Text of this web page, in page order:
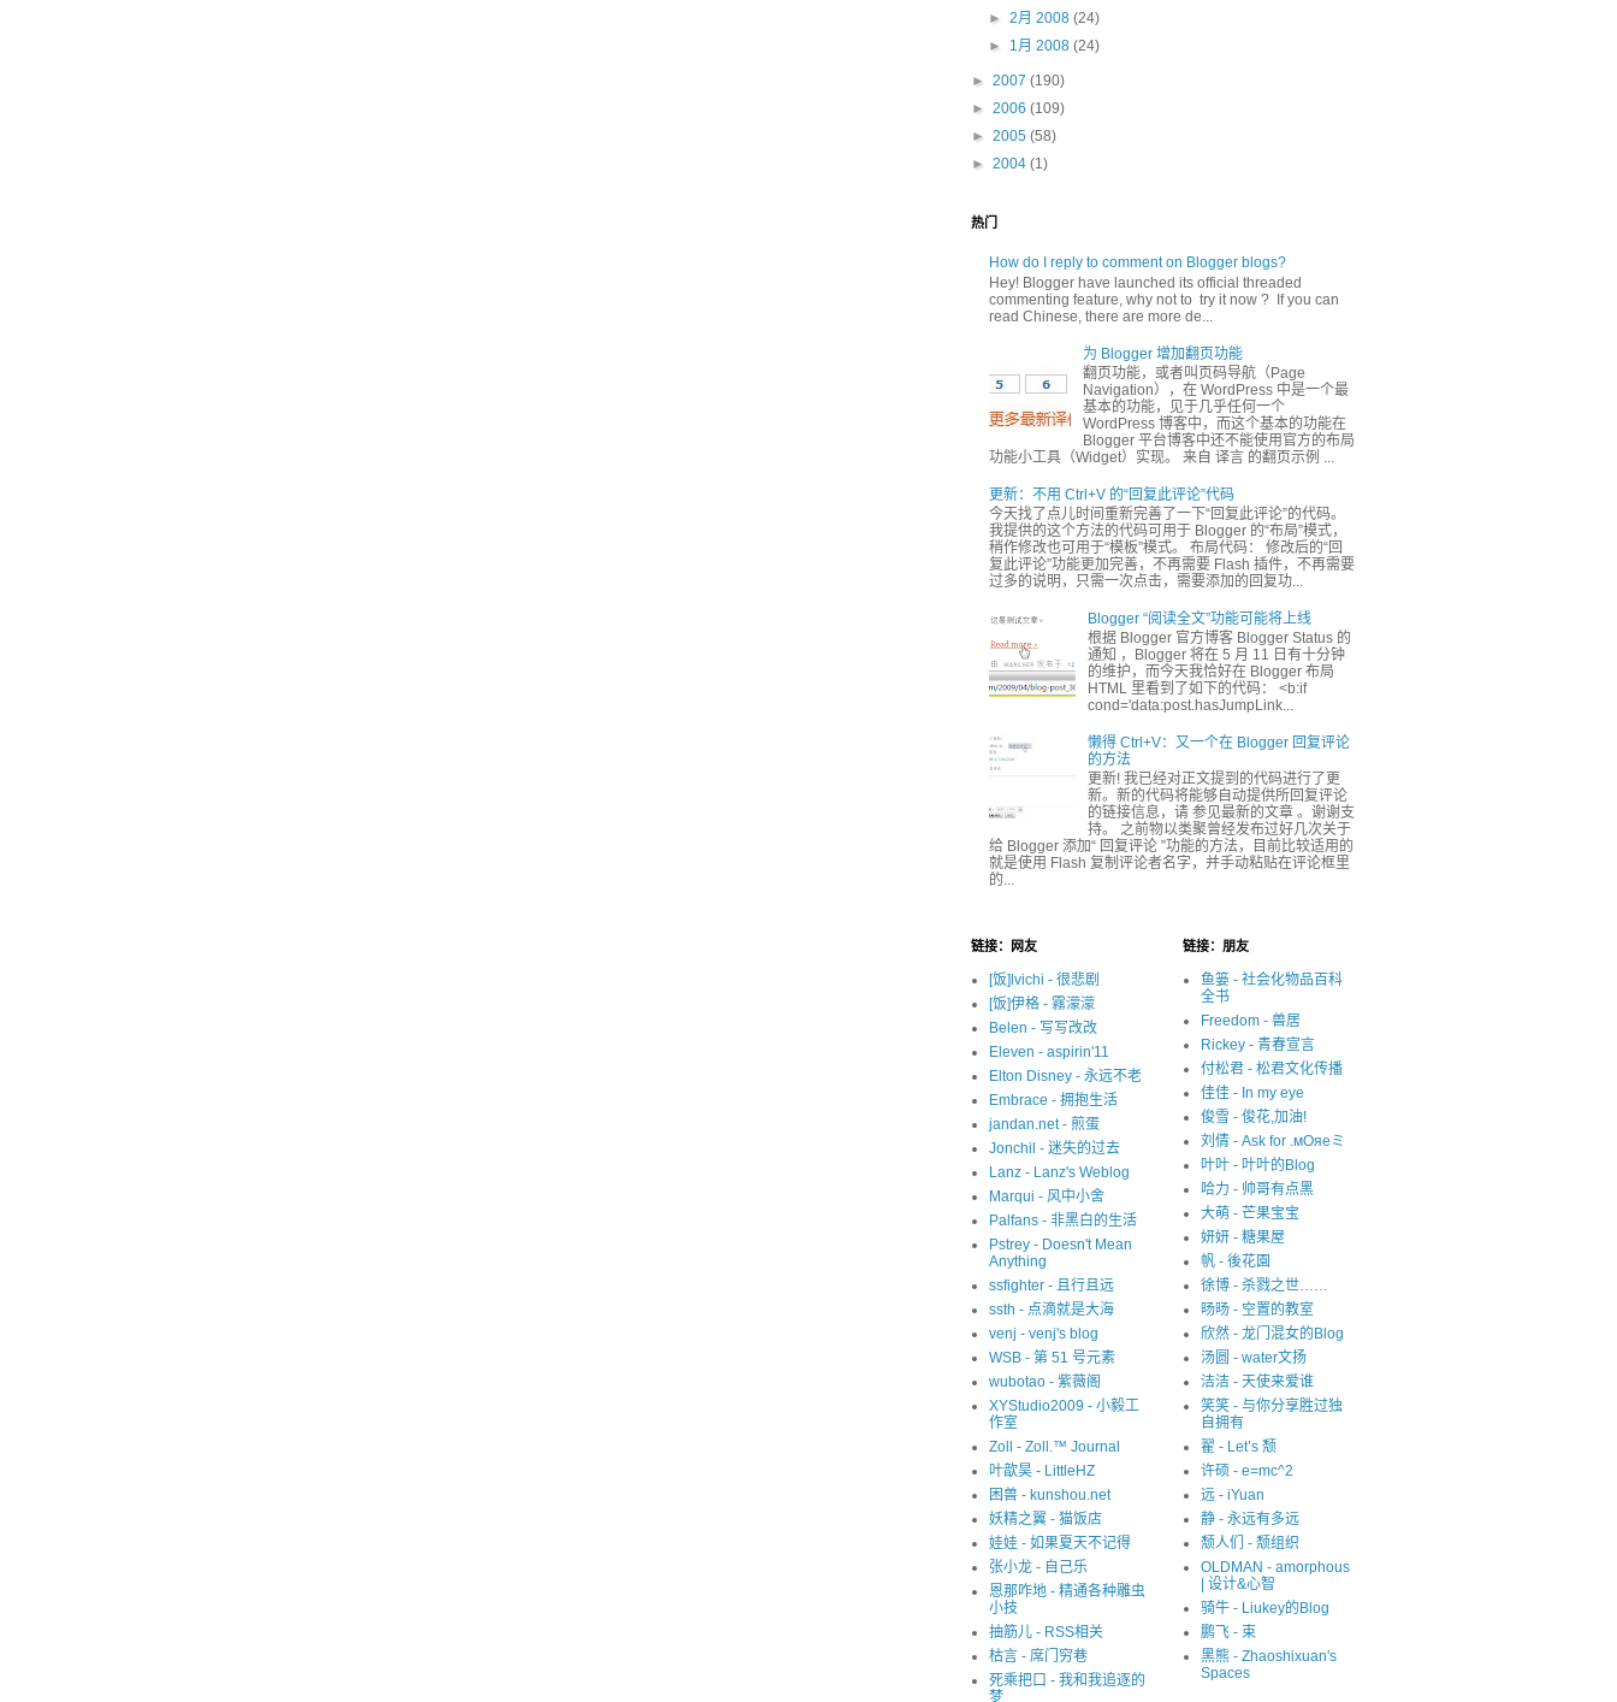
►2月 2008(24)
► 1月 2008(24)
► 2007 (190)
► 2006 (109)
► 2005 (58)
► 2004 (1)
热门
How do I reply to comment on Blogger blogs?
Hey! Blogger have launched its official threaded
commenting feature, why not to try it now ? If you can
read Chinese, there are more de...
为 Blogger 增加翻页功能
翻页功能，或者叫页码导航（Page
Navigation），在 WordPress 中是一个最
基本的功能，见于几乎任何一个
WordPress 博客中，而这个基本的功能在
Blogger 平台博客中还不能使用官方的布局
功能小工具（Widget）实现。 来自 译言 的翻页示例 ...
更新：不用 Ctrl+V 的“回复此评论”代码
今天找了点儿时间重新完善了一下“回复此评论”的代码。
我提供的这个方法的代码可用于 Blogger 的“布局”模式，
稍作修改也可用于“模板”模式。 布局代码： 修改后的“回
复此评论”功能更加完善，不再需要 Flash 插件，不再需要
过多的说明，只需一次点击，需要添加的回复功...
Blogger “阅读全文”功能可能将上线
根据 Blogger 官方博客 Blogger Status 的
通知 ，Blogger 将在 5 月 11 日有十分钟
的维护，而今天我恰好在 Blogger 布局
HTML 里看到了如下的代码： <b:if
cond='data:post.hasJumpLink...
懒得 Ctrl+V：又一个在 Blogger 回复评论
的方法
更新! 我已经对正文提到的代码进行了更
新。新的代码将能够自动提供所回复评论
的链接信息，请 参见最新的文章 。谢谢支
持。 之前物以类聚曾经发布过好几次关于
给 Blogger 添加“ 回复评论 ”功能的方法，目前比较适用的
就是使用 Flash 复制评论者名字，并手动粘贴在评论框里
的...
链接：网友
[饭]lvichi - 很悲剧
[饭]伊格 - 霧濛濛
Belen - 写写改改
Eleven - aspirin'11
Elton Disney - 永远不老
Embrace - 拥抱生活
jandan.net - 煎蛋
Jonchil - 迷失的过去
Lanz - Lanz's Weblog
Marqui - 风中小舍
Palfans - 非黑白的生活
Pstrey - Doesn't Mean
Anything
ssfighter - 且行且远
ssth - 点滴就是大海
venj - venj's blog
WSB - 第 51 号元素
wubotao - 紫薇阁
XYStudio2009 - 小毅工
作室
Zoll - Zoll.™ Journal
叶歆昊 - LittleHZ
困兽 - kunshou.net
妖精之翼 - 猫饭店
娃娃 - 如果夏天不记得
张小龙 - 自己乐
恩那咋地 - 精通各种雕虫
小技
抽筋儿 - RSS相关
枯言 - 席门穷巷
死乘把口 - 我和我追逐的
梦
链接：朋友
鱼篓 - 社会化物品百科
全书
Freedom - 兽居
Rickey - 青春宣言
付松君 - 松君文化传播
佳佳 - In my eye
俊雪 - 俊花,加油!
刘倩 - Ask for .мОяеミ
叶叶 - 叶叶的Blog
哈力 - 帅哥有点黑
大萌 - 芒果宝宝
妍妍 - 糖果屋
帆 - 後花園
徐博 - 杀戮之世……
旸旸 - 空置的教室
欣然 - 龙门混女的Blog
汤圆 - water文扬
洁洁 - 天使来爱谁
笑笑 - 与你分享胜过独
自拥有
翟 - Let’s 颓
许硕 - e=mc^2
远 - iYuan
静 - 永远有多远
颓人们 - 颓组织
OLDMAN - amorphous
| 设计&心智
骑牛 - Liukey的Blog
鹏飞 - 束
黑熊 - Zhaoshixuan's
Spaces